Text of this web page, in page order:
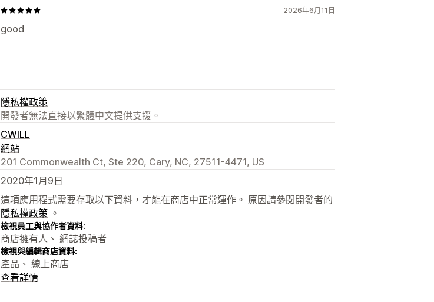
2026年6月11日
good
隱私權政策
開發者無法直接以繁體中文提供支援。
CWILL
網站
201 Commonwealth Ct, Ste 220, Cary, NC, 27511-4471, US
2020年1月9日
這項應用程式需要存取以下資料，才能在商店中正常運作。 原因請參閱開發者的
隱私權政策 。
檢視員工與協作者資料:
商店擁有人、 網誌投稿者
檢視與編輯商店資料:
產品、 線上商店
查看詳情